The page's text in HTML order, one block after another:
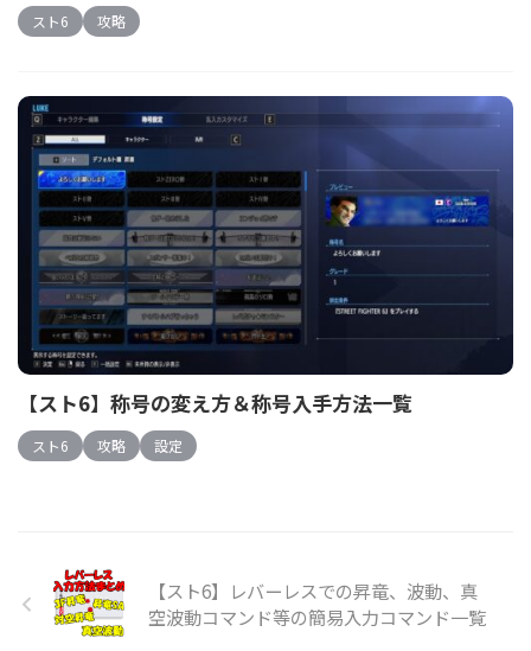
スト6 攻略
【スト6】称号の変え方＆称号入手方法一覧
スト6 攻略 設定
【スト6】レバーレスでの昇竜、波動、真
空波動コマンド等の簡易入力コマンド一覧